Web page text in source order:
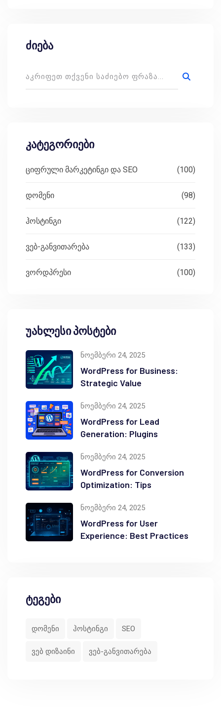
ძიება
კატეგორიები
ციფრული მარკეტინგი და SEO (100)
დომენი (98)
ჰოსტინგი (122)
ვებ-განვითარება (133)
ვორდპრესი (100)
უახლესი პოსტები
ნოემბერი 24, 2025
WordPress for Business:
Strategic Value
ნოემბერი 24, 2025
WordPress for Lead
Generation: Plugins
ნოემბერი 24, 2025
WordPress for Conversion
Optimization: Tips
ნოემბერი 24, 2025
WordPress for User
Experience: Best Practices
ტეგები
დომენი ჰოსტინგი SEO
ვებ დიზაინი ვებ-განვითარება